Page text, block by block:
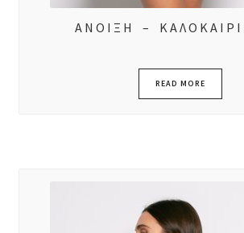
ΑΝΟΙΞΗ – ΚΑΛΟΚΑΙΡΙ
READ MORE